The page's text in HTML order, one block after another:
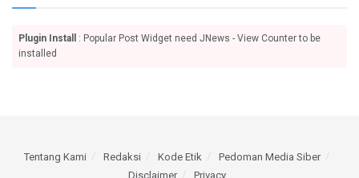
Plugin Install
: Popular Post Widget need JNews - View Counter to be
installed
Tentang Kami Redaksi Kode Etik
Pedoman Media Siber
Disclaimer
Privacy